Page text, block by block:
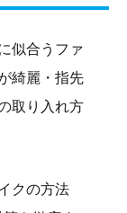
似合うファ
綺麗・指先
取り入れ方
クの方法